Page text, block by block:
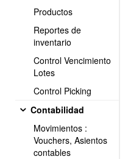
Productos
Reportes de
inventario
Control Vencimiento
Lotes
Control Picking
Contabilidad
Movimientos :
Vouchers, Asientos
contables